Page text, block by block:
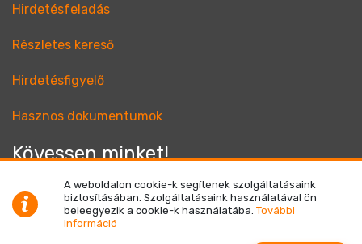
Hirdetésfeladás
Részletes kereső
Hirdetésfigyelő
Hasznos dokumentumok
Kövessen minket!
© Netrisk Magyarország Kft. 2004 - 2026 Minden jog
A weboldalon cookie-k segítenek szolgáltatásaink
biztosításában. Szolgáltatásaink használatával ön
beleegyezik a cookie-k használatába. További
információ